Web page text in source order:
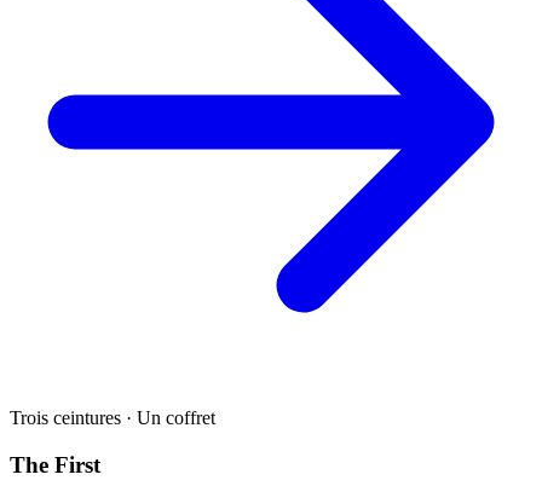
Trois ceintures · Un coffret
The First